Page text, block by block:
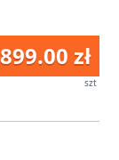
zł
szt